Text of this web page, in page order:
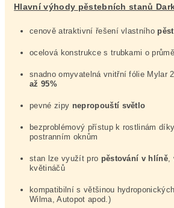
Hlavní výhody pěstebních stanů
cenově atraktivní řešení vlastního
ocelová konstrukce s trubkami o
snadno omyvatelná vnitřní fólie Mylar
až 95%
pevné zipy nepropouští světlo
bezproblémový přístup k rostlinám
postranním oknům
stan lze využít pro pěstování v hlíně
květináčů
kompatibilní s většinou
Wilma, Autopot apod.)